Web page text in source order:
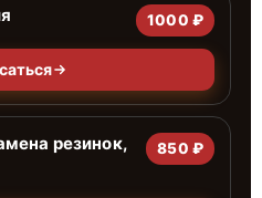
1000 ₽
резинок,
850 ₽